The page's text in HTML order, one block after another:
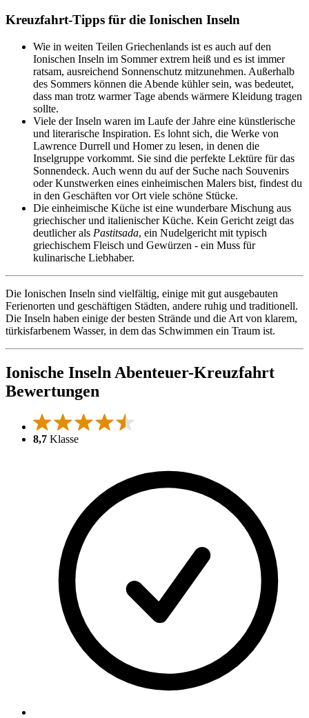
Kreuzfahrt-Tipps für die Ionischen Inseln
Wie in weiten Teilen Griechenlands ist es auch auf den
Ionischen Inseln im Sommer extrem heiß und es ist immer
ratsam, ausreichend Sonnenschutz mitzunehmen. Außerhalb
des Sommers können die Abende kühler sein, was bedeutet,
dass man trotz warmer Tage abends wärmere Kleidung tragen
sollte.
Viele der Inseln waren im Laufe der Jahre eine künstlerische
und literarische Inspiration. Es lohnt sich, die Werke von
Lawrence Durrell und Homer zu lesen, in denen die
Inselgruppe vorkommt. Sie sind die perfekte Lektüre für das
Sonnendeck. Auch wenn du auf der Suche nach Souvenirs
oder Kunstwerken eines einheimischen Malers bist, findest du
in den Geschäften vor Ort viele schöne Stücke.
Die einheimische Küche ist eine wunderbare Mischung aus
griechischer und italienischer Küche. Kein Gericht zeigt das
deutlicher als Pastitsada, ein Nudelgericht mit typisch
griechischem Fleisch und Gewürzen - ein Muss für
kulinarische Liebhaber.
Die Ionischen Inseln sind vielfältig, einige mit gut ausgebauten
Ferienorten und geschäftigen Städten, andere ruhig und traditionell.
Die Inseln haben einige der besten Strände und die Art von klarem,
türkisfarbenem Wasser, in dem das Schwimmen ein Traum ist.
Ionische Inseln Abenteuer-Kreuzfahrt
Bewertungen
8,7 Klasse